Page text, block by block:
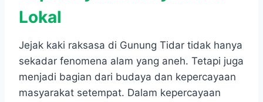
Lokal
Jejak kaki raksasa di Gunung Tidar tidak hanya
sekadar fenomena alam yang aneh. Tetapi juga
menjadi bagian dari budaya dan kepercayaan
masyarakat setempat. Dalam kepercayaan